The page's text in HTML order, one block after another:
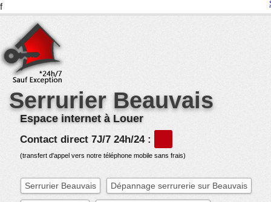
f
Serrurier Beauvais
Espace internet à Louer
Contact direct 7J/7 24h/24 :
(transfert d'appel vers notre téléphone mobile sans frais)
Serrurier Beauvais Dépannage serrurerie sur Beauvais